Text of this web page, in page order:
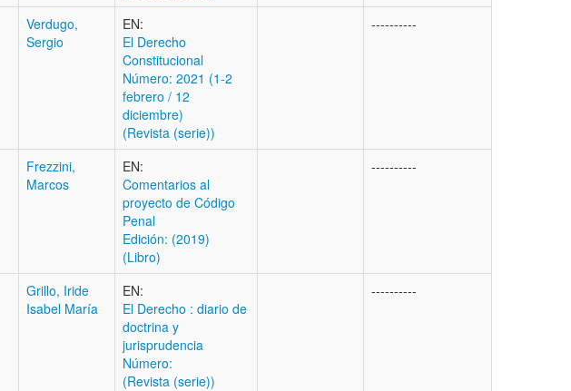
Verdugo,
Sergio
EN:
El Derecho
Constitucional
Número: 2021 (1-2
febrero / 12
diciembre)
(Revista (serie))
----------
Frezzini,
Marcos
EN:
Comentarios al
proyecto de Código
Penal
Edición: (2019)
(Libro)
----------
Grillo, Iride
Isabel María
EN:
El Derecho : diario de
doctrina y
jurisprudencia
Número:
(Revista (serie))
----------